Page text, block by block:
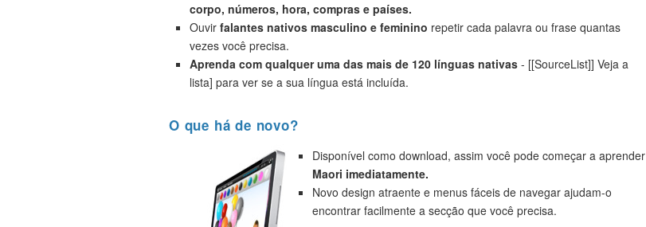
corpo, números, hora, compras e países.
Ouvir falantes nativos masculino e feminino repetir cada palavra ou frase quantas
vezes você precisa.
Aprenda com qualquer uma das mais de 120 línguas nativas - [[SourceList]] Veja a
lista] para ver se a sua língua está incluída.
O que há de novo?
Disponível como download, assim você pode começar a aprender
Maori imediatamente.
Novo design atraente e menus fáceis de navegar ajudam-o
encontrar facilmente a secção que você precisa.